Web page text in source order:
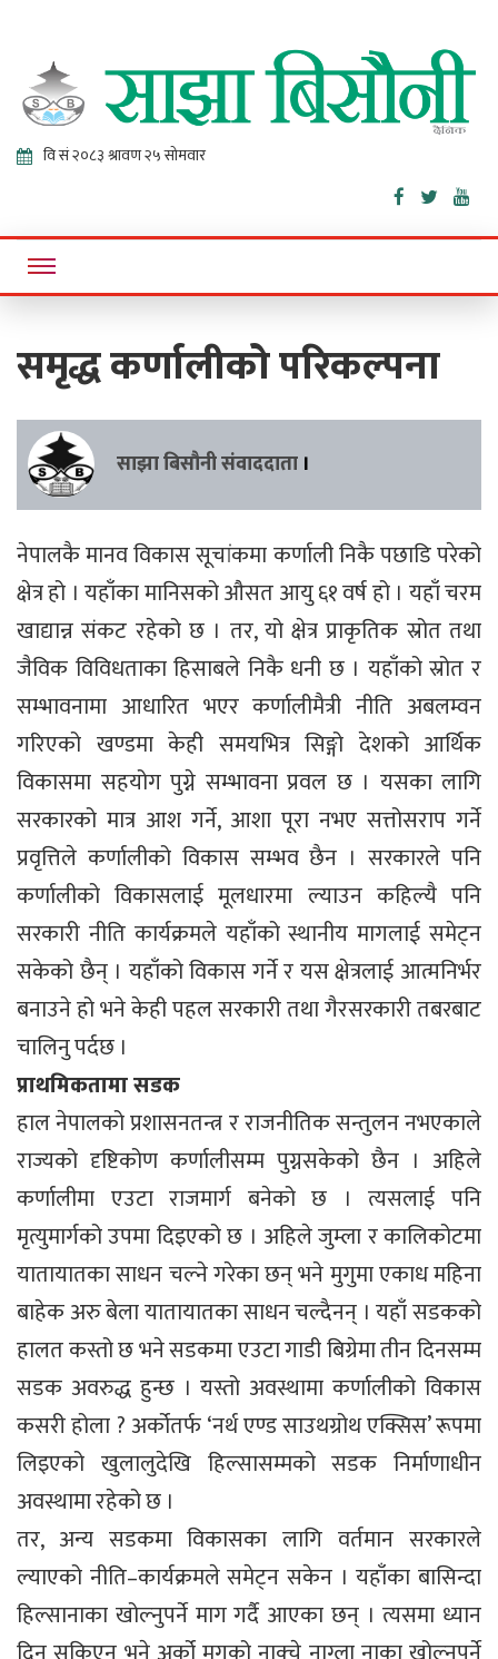
Sajha
Bisaunee
Online News Portal
समृद्ध कर्णालीको परिकल्पना
साझा बिसौनी संवाददाता ।
नेपालकै मानव विकास सूचांकमा कर्णाली निकै पछाडि परेको
क्षेत्र हो । यहाँका मानिसको औसत आयु ६१ वर्ष हो । यहाँ चरम
खाद्यान्न संकट रहेको छ । तर, यो क्षेत्र प्राकृतिक स्रोत तथा
जैविक विविधताका हिसाबले निकै धनी छ । यहाँको स्रोत र
सम्भावनामा आधारित भएर कर्णालीमैत्री नीति अबलम्वन
गरिएको खण्डमा केही समयभित्र सिङ्गो देशको आर्थिक
विकासमा सहयोग पुग्ने सम्भावना प्रवल छ । यसका लागि
सरकारको मात्र आश गर्ने, आशा पूरा नभए सत्तोसराप गर्ने
प्रवृत्तिले कर्णालीको विकास सम्भव छैन । सरकारले पनि
कर्णालीको विकासलाई मूलधारमा ल्याउन कहिल्यै पनि
सरकारी नीति कार्यक्रमले यहाँको स्थानीय मागलाई समेट्न
सकेको छैन् । यहाँको विकास गर्ने र यस क्षेत्रलाई आत्मनिर्भर
बनाउने हो भने केही पहल सरकारी तथा गैरसरकारी तबरबाट
चालिनु पर्दछ ।
प्राथमिकतामा सडक
हाल नेपालको प्रशासनतन्त्र र राजनीतिक सन्तुलन नभएकाले
राज्यको दृष्टिकोण कर्णालीसम्म पुग्नसकेको छैन । अहिले
कर्णालीमा एउटा राजमार्ग बनेको छ । त्यसलाई पनि
मृत्युमार्गको उपमा दिइएको छ । अहिले जुम्ला र कालिकोटमा
यातायातका साधन चल्ने गरेका छन् भने मुगुमा एकाध महिना
बाहेक अरु बेला यातायातका साधन चल्दैनन् । यहाँ सडकको
हालत कस्तो छ भने सडकमा एउटा गाडी बिग्रेमा तीन दिनसम्म
सडक अवरुद्ध हुन्छ । यस्तो अवस्थामा कर्णालीको विकास
कसरी होला ? अर्कोतर्फ ‘नर्थ एण्ड साउथग्रोथ एक्सिस’ रूपमा
लिइएको खुलालुदेखि हिल्सासम्मको सडक निर्माणाधीन
अवस्थामा रहेको छ ।
तर, अन्य सडकमा विकासका लागि वर्तमान सरकारले
ल्याएको नीति–कार्यक्रमले समेट्न सकेन । यहाँका बासिन्दा
हिल्सानाका खोल्नुपर्ने माग गर्दै आएका छन् । त्यसमा ध्यान